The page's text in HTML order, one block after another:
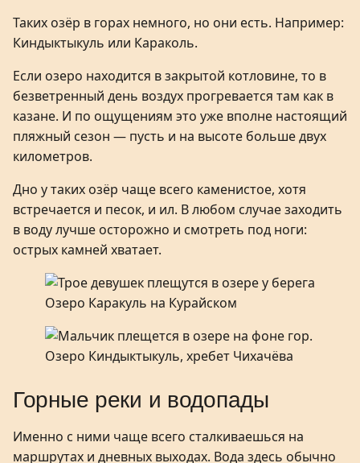
Таких озёр в горах немного, но они есть. Например:
Киндыктыкуль или Караколь.
Если озеро находится в закрытой котловине, то в
безветренный день воздух прогревается там как в
казане. И по ощущениям это уже вполне настоящий
пляжный сезон — пусть и на высоте больше двух
километров.
Дно у таких озёр чаще всего каменистое, хотя
встречается и песок, и ил. В любом случае заходить
в воду лучше осторожно и смотреть под ноги:
острых камней хватает.
Озеро Каракуль на Курайском
Озеро Киндыктыкуль, хребет Чихачёва
Горные реки и водопады
Именно с ними чаще всего сталкиваешься на
маршрутах и дневных выходах. Вода здесь обычно